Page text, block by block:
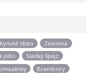
Kynuté těsto
Zelenina
jídlo
Sladký špajz
Brambory